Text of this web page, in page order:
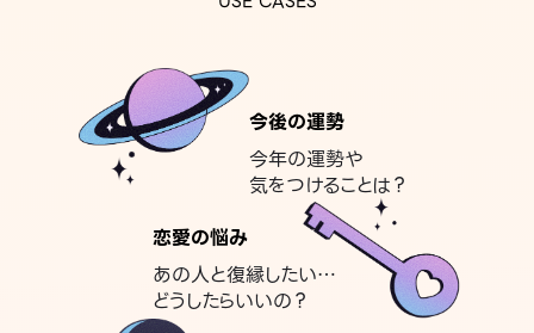
今後の運勢
今年の運勢や
気をつけることは？
恋愛の悩み
あの人と復縁したい…
どうしたらいいの？